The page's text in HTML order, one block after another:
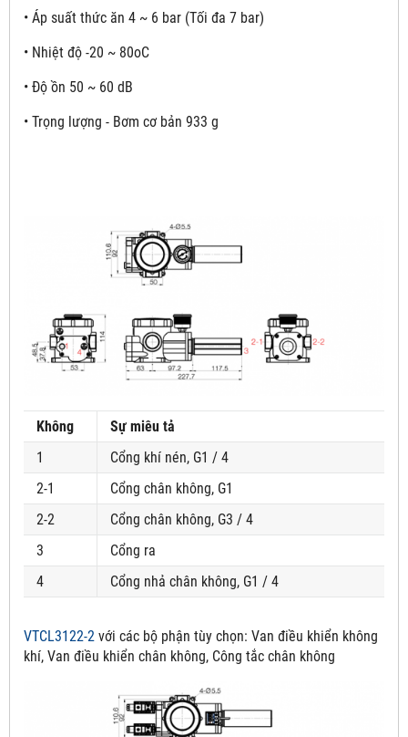
• Áp suất thức ăn 4 ~ 6 bar (Tối đa 7 bar)
• Nhiệt độ -20 ~ 80oC
• Độ ồn 50 ~ 60 dB
• Trọng lượng - Bơm cơ bản 933 g
Không
Sự miêu tả
1
Cổng khí nén, G1 / 4
2-1
Cổng chân không, G1
2-2
Cổng chân không, G3 / 4
3
Cổng ra
4
Cổng nhả chân không, G1 / 4
VTCL3122-2 với các bộ phận tùy chọn: Van điều khiển không
khí, Van điều khiển chân không, Công tắc chân không